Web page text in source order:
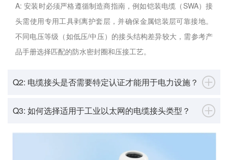
A: 安装时必须严格遵循制造商指南，例如铠装电缆（SWA）接
头需使用专用工具剥离护套层，并确保金属铠装层可靠接地。
不同电压等级（如低压/中压）的接头结构差异较大，需参考产
品手册选择匹配的防水密封圈和压接工艺。
Q2: 电缆接头是否需要特定认证才能用于电力设施？
Q3: 如何选择适用于工业以太网的电缆接头类型？